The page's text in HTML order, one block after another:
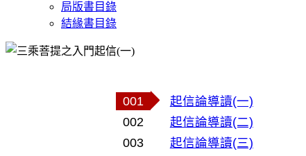
局版書目錄
結緣書目錄
001 起信論導讀(一)
002
起信論導讀(二)
003
起信論導讀(三)